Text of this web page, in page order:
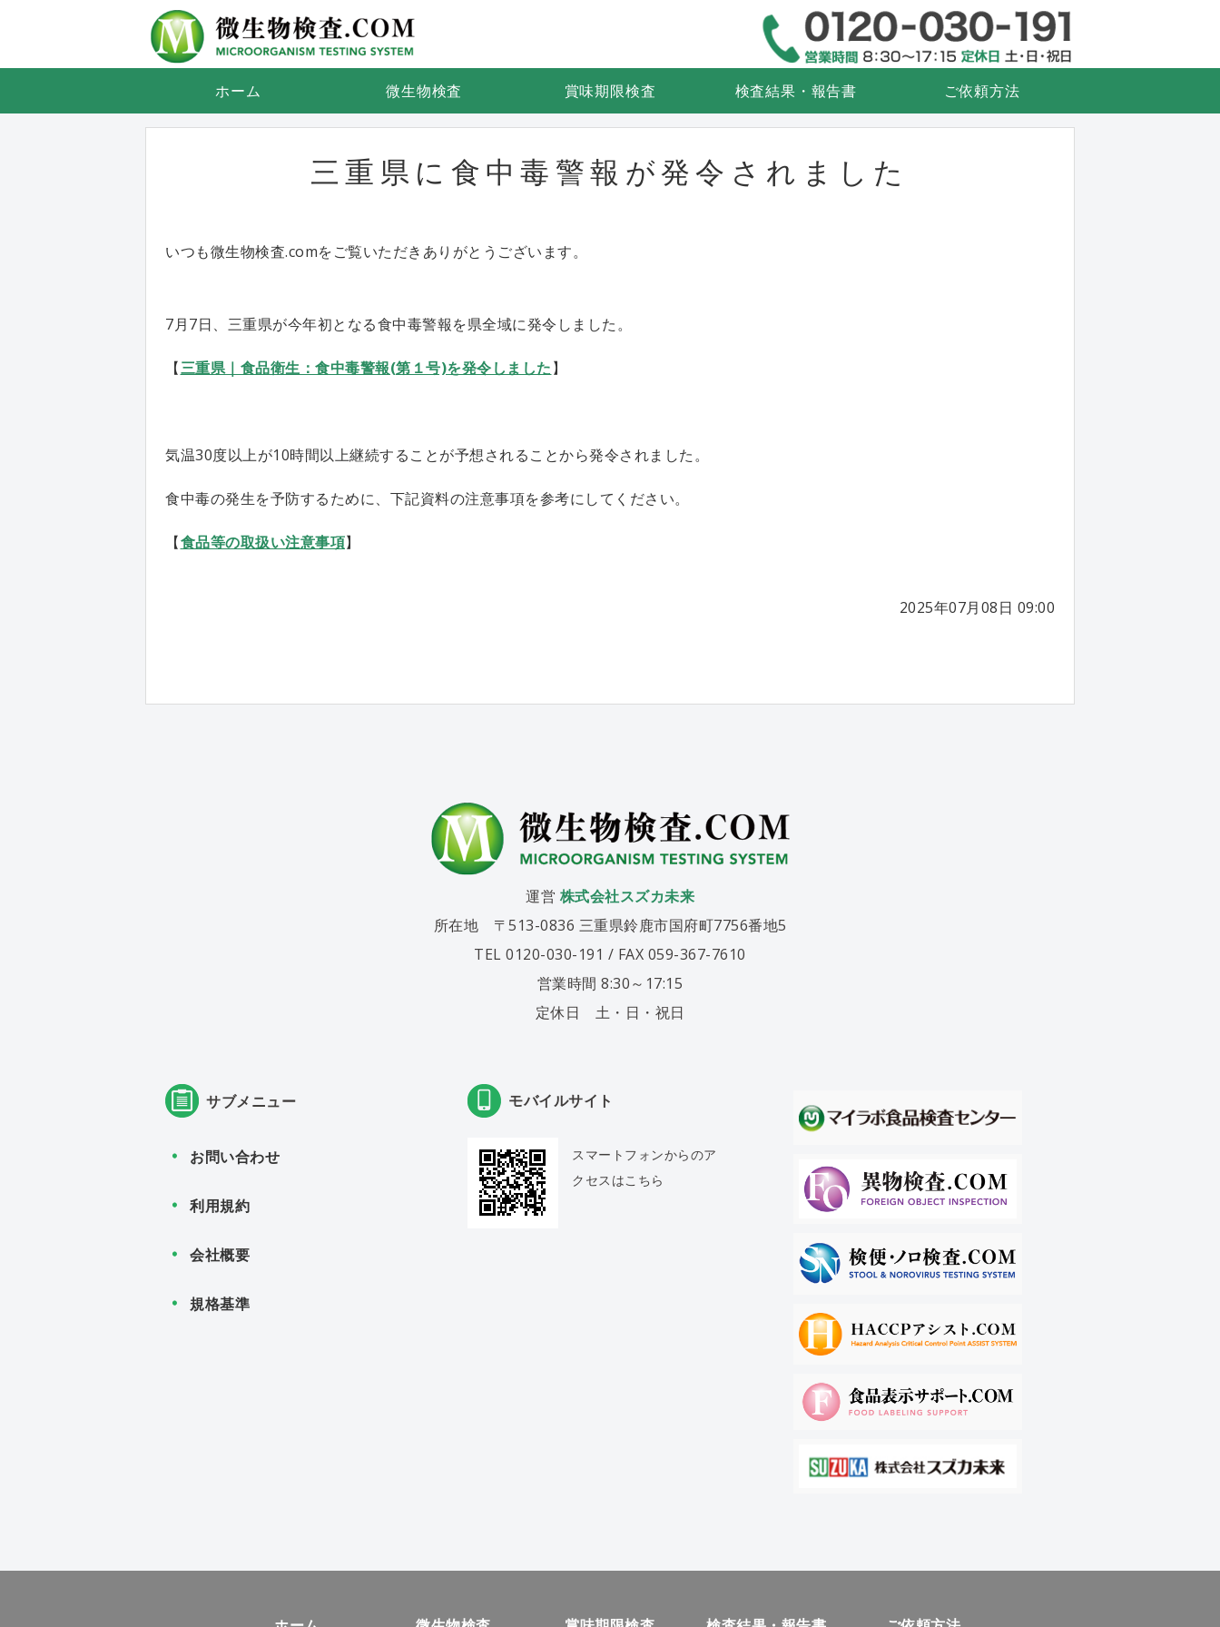
食品検査・微生物検査なら微生物検査.com
ホーム 微生物検査 賞味期限検査 検査結果・報告書 ご依頼方法
三重県に食中毒警報が発令されました
いつも微生物検査.comをご覧いただきありがとうございます。
7月7日、三重県が今年初となる食中毒警報を県全域に発令しました。
【三重県｜食品衛生：食中毒警報(第１号)を発令しました】
気温30度以上が10時間以上継続することが予想されることから発令されました。
食中毒の発生を予防するために、下記資料の注意事項を参考にしてください。
【食品等の取扱い注意事項】
2025年07月08日 09:00
運営 株式会社スズカ未来
所在地 〒513-0836 三重県鈴鹿市国府町7756番地5
TEL 0120-030-191 / FAX 059-367-7610
営業時間 8:30～17:15
定休日 土・日・祝日
サブメニュー
お問い合わせ
利用規約
会社概要
規格基準
モバイルサイト
スマートフォンからのア
クセスはこちら